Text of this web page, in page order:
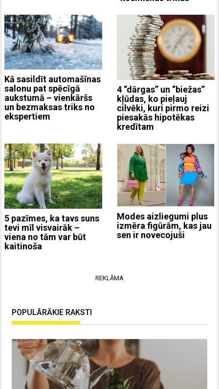
Kā sasildīt automašīnas
salonu pat spēcīgā
aukstumā – vienkāršs
un bezmaksas triks no
ekspertiem
4 “dārgas” un “biežas”
kļūdas, ko pieļauj
cilvēki, kuri pirmo reizi
piesakās hipotēkas
kredītam
5 pazīmes, ka tavs suns
tevi mīl visvairāk –
viena no tām var būt
kaitinoša
Modes aizliegumi plus
izmēra figūrām, kas jau
sen ir novecojuši
REKLĀMA
POPULĀRĀKIE RAKSTI